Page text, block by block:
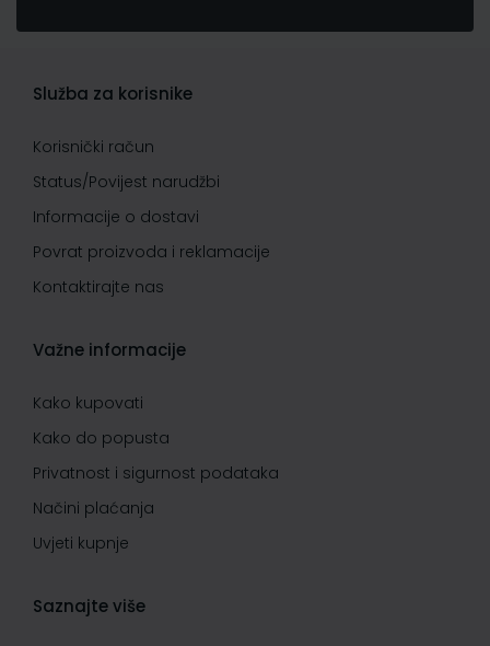
Služba za korisnike
Korisnički račun
Status/Povijest narudžbi
Informacije o dostavi
Povrat proizvoda i reklamacije
Kontaktirajte nas
Važne informacije
Kako kupovati
Kako do popusta
Privatnost i sigurnost podataka
Načini plaćanja
Uvjeti kupnje
Saznajte više